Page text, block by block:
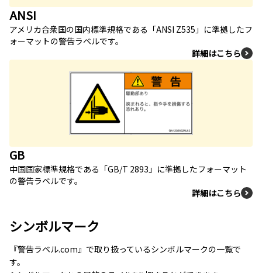
ANSI
アメリカ合衆国の国内標準規格である「ANSI Z535」に準拠したフ
ォーマットの警告ラベルです。
詳細はこちら
GB
中国国家標準規格である「GB/T 2893」に準拠したフォーマット
の警告ラベルです。
詳細はこちら
シンボルマーク
『警告ラベル.com』で取り扱っているシンボルマークの一覧で
す。